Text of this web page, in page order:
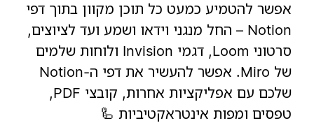
אפשר להטמיע כמעט כל תוכן מקוון בתוך דפי
Notion – החל מנגני וידאו ושמע ועד לציוצים,
סרטוני Loom, דגמי Invision ולוחות שלמים
של Miro. אפשר להעשיר את דפי ה-Notion
שלכם עם אפליקציות אחרות, קובצי PDF,
טפסים ומפות אינטראקטיביות 🦾